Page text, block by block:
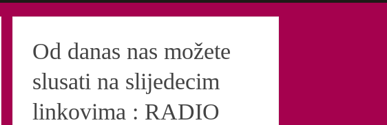
Od danas nas možete
slusati na slijedecim
linkovima : RADIO